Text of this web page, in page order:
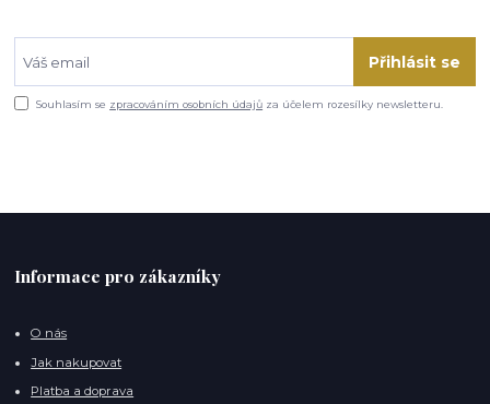
Přihlásit se
Souhlasím se zpracováním osobních údajů za účelem rozesílky newsletteru.
Informace pro zákazníky
O nás
Jak nakupovat
Platba a doprava